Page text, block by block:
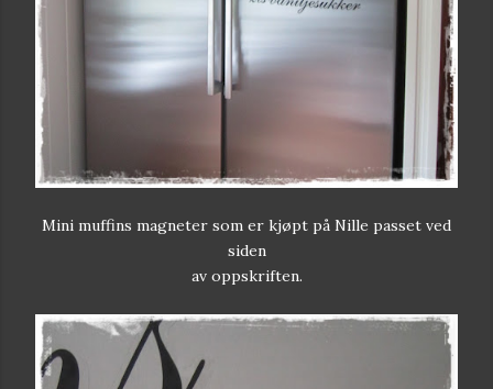
Mini muffins magneter som er kjøpt på Nille passet ved
siden
av oppskriften.